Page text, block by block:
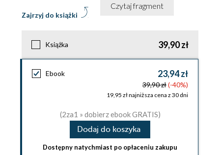
Zajrzyj do książki
Czytaj fragment
Książka 39,90 zł
Ebook 23,94 zł
39,90 zł(-40%)
19,95 zł najniższa cena z 30 dni
(2za1 » dobierz ebook GRATIS)
Dodaj do koszyka
Dostępny natychmiast po opłaceniu zakupu